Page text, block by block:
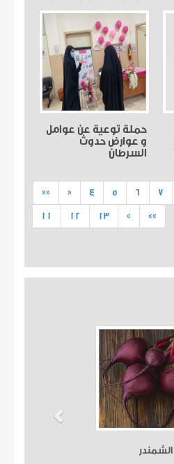
حملة توعية عن عوامل
و عوارض حدوث
السرطان
«« « 4 5 6 7
11 12 13 » »»
الشمندر